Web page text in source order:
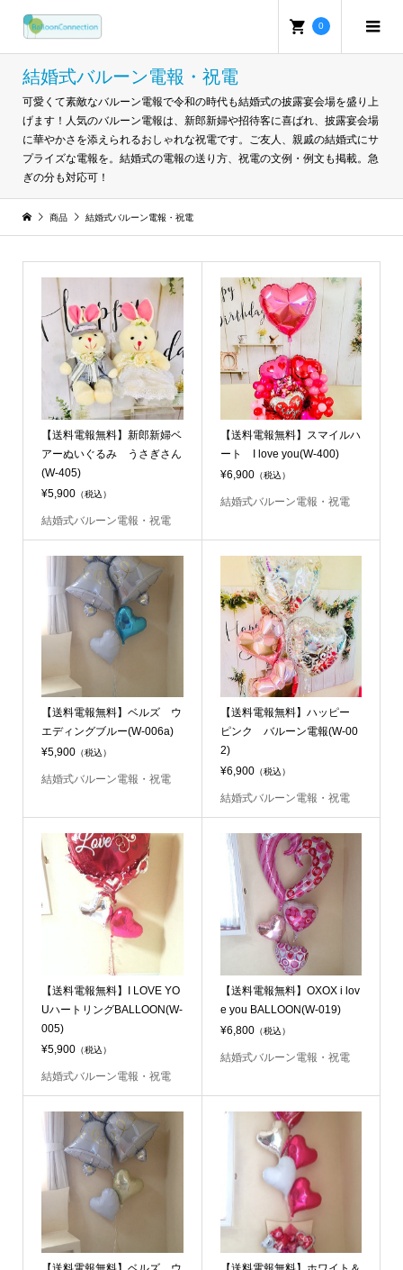
0
結婚式バルーン電報・祝電
可愛くて素敵なバルーン電報で令和の時代も結婚式の披露宴会場を盛り上
げます！人気のバルーン電報は、新郎新婦や招待客に喜ばれ、披露宴会場
に華やかさを添えられるおしゃれな祝電です。ご友人、親戚の結婚式にサ
プライズな電報を。結婚式の電報の送り方、祝電の文例・例文も掲載。急
ぎの分も対応可！
商品 結婚式バルーン電報・祝電
【送料電報無料】新郎新婦ベ
アーぬいぐるみ うさぎさん
(W-405)
¥5,900（税込）
結婚式バルーン電報・祝電
【送料電報無料】スマイルハ
ート I love you(W-400)
¥6,900（税込）
結婚式バルーン電報・祝電
【送料電報無料】ベルズ ウ
エディングブルー(W-006a)
¥5,900（税込）
結婚式バルーン電報・祝電
【送料電報無料】ハッピー
ピンク バルーン電報(W-00
2)
¥6,900（税込）
結婚式バルーン電報・祝電
【送料電報無料】I LOVE YO
UハートリングBALLOON(W-
005)
¥5,900（税込）
結婚式バルーン電報・祝電
【送料電報無料】OXOX i lov
e you BALLOON(W-019)
¥6,800（税込）
結婚式バルーン電報・祝電